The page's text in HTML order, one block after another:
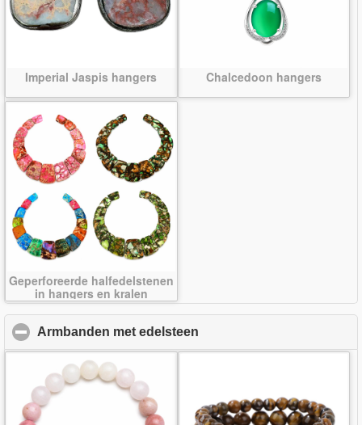
Imperial Jaspis hangers Chalcedoon hangers
Geperforeerde halfedelstenen
in hangers en kralen
Armbanden met edelsteen